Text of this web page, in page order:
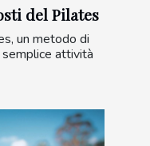
del Pilates
un metodo di
attività